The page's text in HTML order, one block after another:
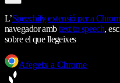
L’Speechify extensió per a
navegador ambtext to speech,
sobre el que llegeixes
Afegeix a Chrome